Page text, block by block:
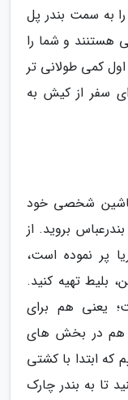
به سمت بندر پل
هستنند و شما را
کمی طولانی تر
سفر از کیش به
شخصی خود
بروید. از
پر نموده است،
بلیط تهیه کنید.
یعنی هم برای
هم در بخش های
ابتدا با کشتی
تا به بندر چارک